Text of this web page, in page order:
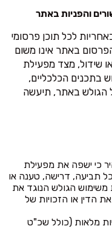
והפניות באתר
לכל תוכן פרסומי
באתר אינו משום
שידול, מצד מפעילת
בתכנים הכלכליים,
הגולש באתר, תיעשה
כי ישפה את מפעילת
תביעה, דרישה, טענה או
משימוש הגולש הנוגד את
הדין או הזכויות של
מלאות (כולל שכ"ט